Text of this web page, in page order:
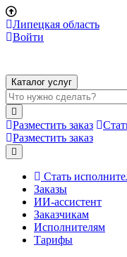
Липецкая область
Войти
Каталог услуг
Разместить заказ
Разместить заказ
Стать
Заказы
ИИ-ассистент
Заказчикам
Исполнителям
Тарифы